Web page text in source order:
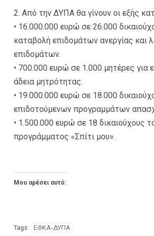
2. Από την ΔΥΠΑ θα γίνουν οι εξής
• 16.000.000 ευρώ σε 26.000
καταβολή επιδομάτων ανεργίας και
επιδομάτων.
• 700.000 ευρώ σε 1.000 μητέρες για
άδεια μητρότητας.
• 19.000.000 ευρώ σε 18.000
επιδοτούμενων προγραμμάτων
• 1.500.000 ευρώ σε 18 δικαιούχους
προγράμματος «Σπίτι μου».
Μου αρέσει αυτό:
Tags: ΕΦΚΑ-ΔΥΠΑ